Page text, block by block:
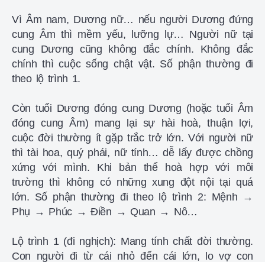
Vì Âm nam, Dương nữ… nếu người Dương đứng
cung Âm thì mềm yếu, lưỡng lự… Người nữ tại
cung Dương cũng không đắc chính. Không đắc
chính thì cuộc sống chật vật. Số phận thường đi
theo lộ trình 1.
Còn tuổi Dương đóng cung Dương (hoặc tuổi Âm
đóng cung Âm) mang lại sự hài hoà, thuận lợi,
cuộc đời thường ít gặp trắc trở lớn. Với người nữ
thì tài hoa, quý phái, nữ tính… dễ lấy được chồng
xứng với mình. Khi bản thể hoà hợp với môi
trường thì không có những xung đột nội tại quá
lớn. Số phận thường đi theo lộ trình 2: Mệnh →
Phụ → Phúc → Điền → Quan → Nô…
Lộ trình 1 (đi nghịch): Mang tính chất đời thường.
Con người đi từ cái nhỏ đến cái lớn, lo vợ con